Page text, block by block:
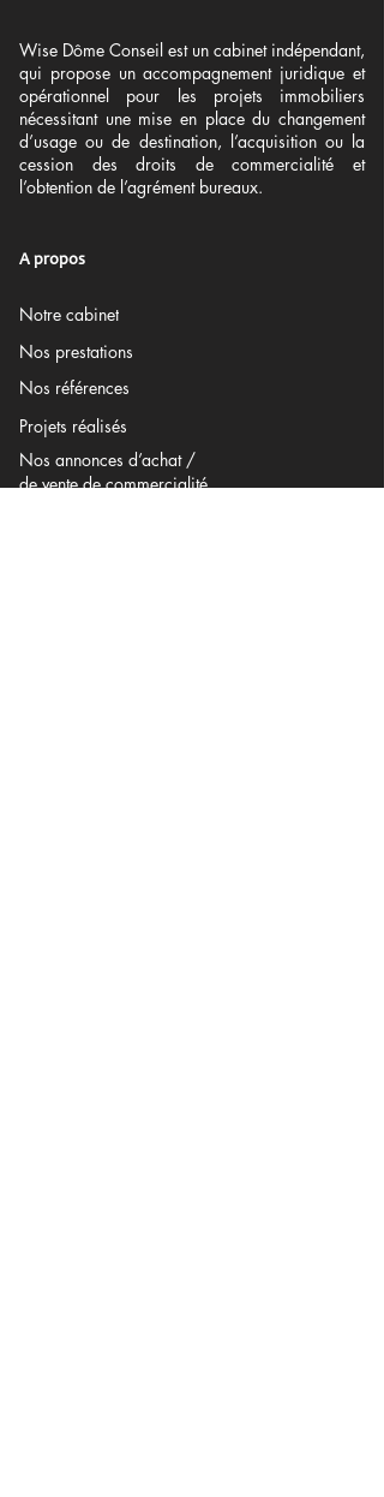
Wise Dôme Conseil est un cabinet indépendant,
qui propose un accompagnement juridique et
opérationnel pour les projets immobiliers
nécessitant une mise en place du changement
d’usage ou de destination, l’acquisition ou la
cession des droits de commercialité et
l’obtention de l’agrément bureaux.
A propos
Notre cabinet
Nos prestations
Nos références
Projets réalisés
Nos annonces d’achat /
de vente de commercialité